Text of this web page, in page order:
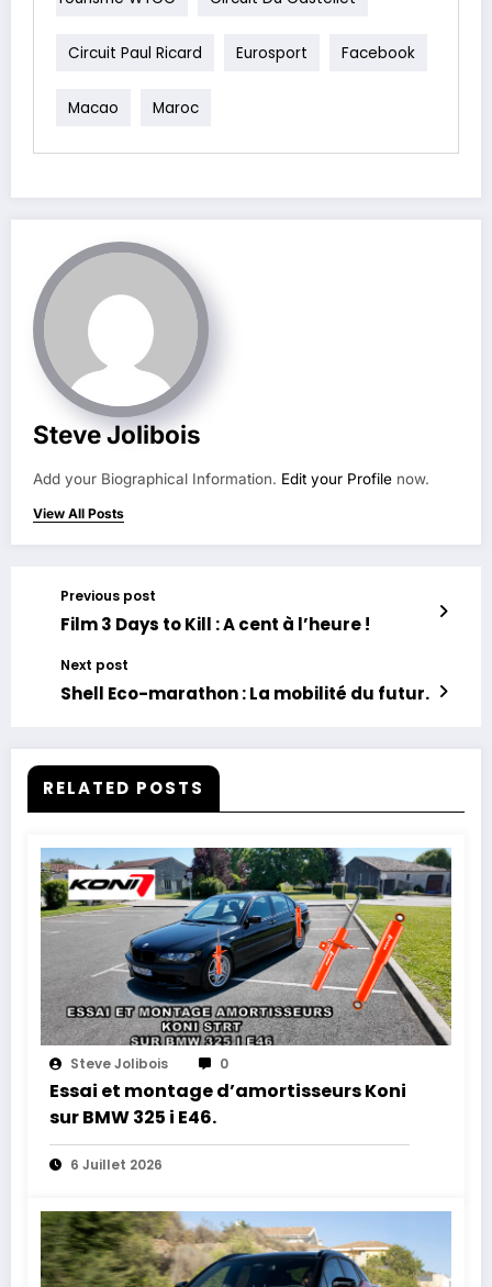
Circuit Paul Ricard Eurosport Facebook
Macao Maroc
Steve Jolibois
Add your Biographical Information. Edit your Profile now.
View All Posts
Previous post
Film 3 Days to Kill : A cent à l’heure !
Next post
Shell Eco-marathon : La mobilité du futur.
RELATED POSTS
Steve Jolibois 0
Essai et montage d’amortisseurs Koni
sur BMW 325 i E46.
6 Juillet 2026